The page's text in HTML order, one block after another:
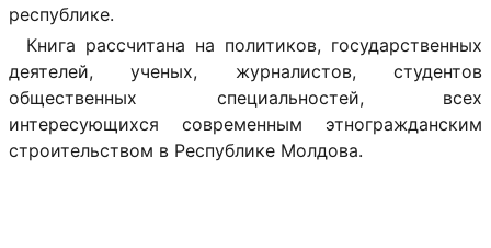
республике.
Книга рассчитана на политиков, государственных
деятелей, ученых, журналистов, студентов
общественных специальностей, всех
интересующихся современным этногражданским
строительством в Республике Молдова.